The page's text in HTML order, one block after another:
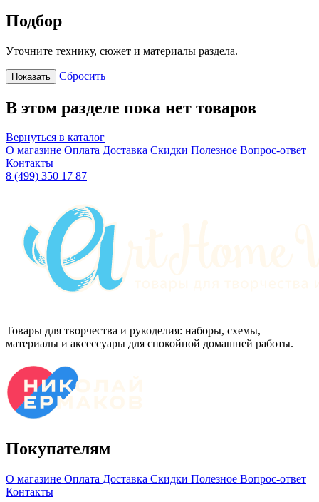
Подбор
Уточните технику, сюжет и материалы раздела.
Показать Сбросить
В этом разделе пока нет товаров
Вернуться в каталог
О магазине Оплата Доставка Скидки Полезное Вопрос-ответ
Контакты
8 (499) 350 17 87
Товары для творчества и рукоделия: наборы, схемы,
материалы и аксессуары для спокойной домашней работы.
Покупателям
О магазине Оплата Доставка Скидки Полезное Вопрос-ответ
Контакты